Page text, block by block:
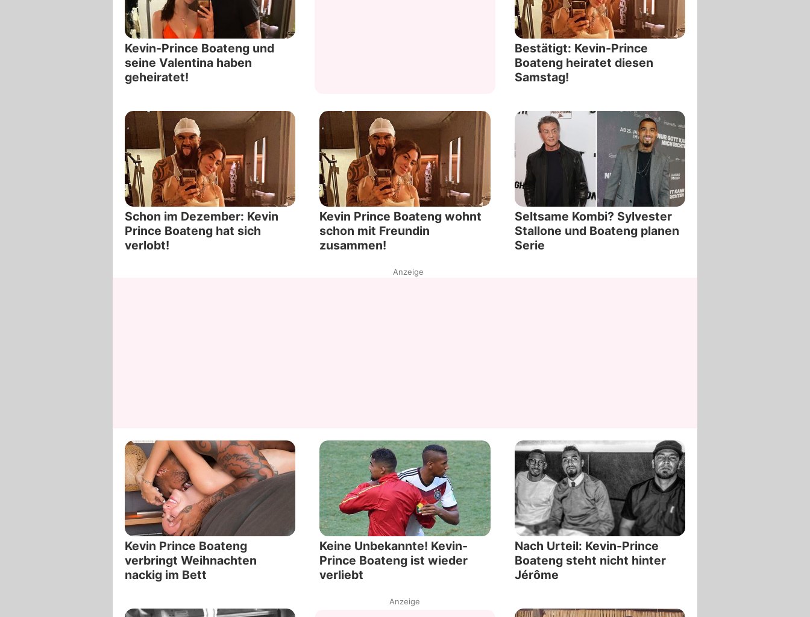
Kevin-Prince Boateng und
seine Valentina haben
geheiratet!
Bestätigt: Kevin-Prince
Boateng heiratet diesen
Samstag!
Schon im Dezember: Kevin
Prince Boateng hat sich
verlobt!
Kevin Prince Boateng wohnt
schon mit Freundin
zusammen!
Seltsame Kombi? Sylvester
Stallone und Boateng planen
Serie
Anzeige
Kevin Prince Boateng
verbringt Weihnachten
nackig im Bett
Keine Unbekannte! Kevin-
Prince Boateng ist wieder
verliebt
Nach Urteil: Kevin-Prince
Boateng steht nicht hinter
Jérôme
Anzeige